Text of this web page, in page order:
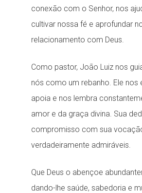
conexão com o Senhor, nos
cultivar nossa fé e aprofundar
relacionamento com Deus.
Como pastor, João Luiz nos
nós como um rebanho. Ele nos
apoia e nos lembra
amor e da graça divina. Sua
compromisso com sua
verdadeiramente admiráveis.
Que Deus o abençoe
dando-lhe saúde, sabedoria e